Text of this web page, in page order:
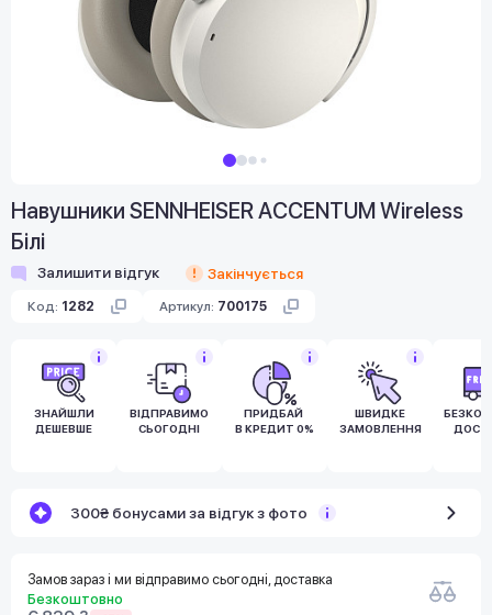
Навушники SENNHEISER ACCENTUM Wireless
Білі
Залишити відгук Закінчується
Код: 1282 Артикул: 700175
ЗНАЙШЛИ
ДЕШЕВШЕ
ВІДПРАВИМО
СЬОГОДНІ
ПРИДБАЙ
В КРЕДИТ 0%
ШВИДКЕ
ЗАМОВЛЕННЯ
300₴ бонусами за відгук з фото
Замов зараз і ми відправимо сьогодні, доставка
Безкоштовно